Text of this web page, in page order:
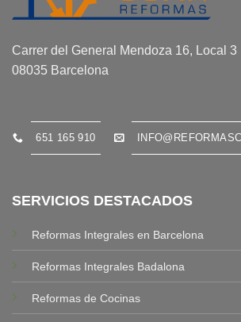
Carrer del General Mendoza 16, Local 3
08035 Barcelona
651 165 910
SERVICIOS DESTACADOS
Reformas Integrales en Barcelona
Reformas Integrales Badalona
Reformas de Cocinas